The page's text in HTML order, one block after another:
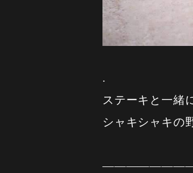
.
ステーキと一緒
シャキシャキの